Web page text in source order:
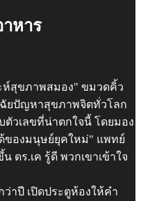
หาร
ห์สุขภาพสมอง" ขมวดคิ้ว
ยปัญหาสุขภาพจิตทั่วโลก
วเลขที่น่าตกใจนี้ โดยมอง
ของมนุษย์ยุคใหม่" แพทย์
ดร.เค รู้ดี พวกเขาเข้าใจ
าปี เปิดประตูห้องให้คำ